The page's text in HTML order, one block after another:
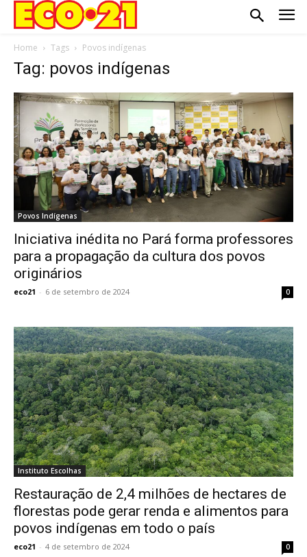
Home Tags Povos indígenas
Tag: povos indígenas
Povos Indígenas
Iniciativa inédita no Pará forma professores
para a propagação da cultura dos povos
originários
eco21 - 6 de setembro de 2024 0
Instituto Escolhas
Restauração de 2,4 milhões de hectares de
florestas pode gerar renda e alimentos para
povos indígenas em todo o país
eco21 - 4 de setembro de 2024 0